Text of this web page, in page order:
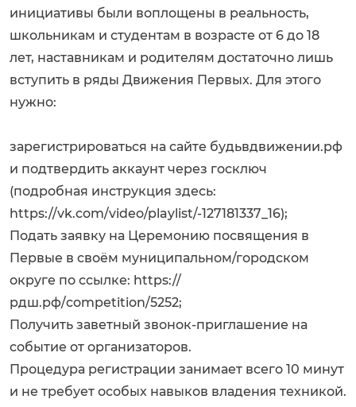
инициативы были воплощены в реальность,
школьникам и студентам в возрасте от 6 до 18
лет, наставникам и родителям достаточно лишь
вступить в ряды Движения Первых. Для этого
нужно:
зарегистрироваться на сайте будьвдвижении.рф
и подтвердить аккаунт через госключ
(подробная инструкция здесь:
https://vk.com/video/playlist/-127181337_16);
Подать заявку на Церемонию посвящения в
Первые в своём муниципальном/городском
округе по ссылке: https://
рдш.рф/competition/5252;
Получить заветный звонок-приглашение на
событие от организаторов.
Процедура регистрации занимает всего 10 минут
и не требует особых навыков владения техникой.